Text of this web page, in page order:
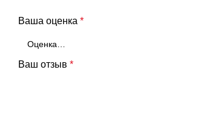
Ваша оценка *
Ваш отзыв *